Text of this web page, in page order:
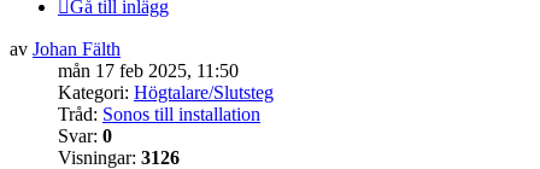
Gå till inlägg
av Johan Fälth
mån 17 feb 2025, 11:50
Kategori: Högtalare/Slutsteg
Tråd: Sonos till installation
Svar: 0
Visningar: 3126